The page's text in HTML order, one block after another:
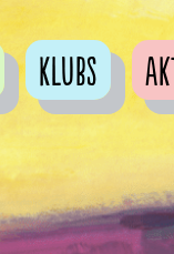
Klubs